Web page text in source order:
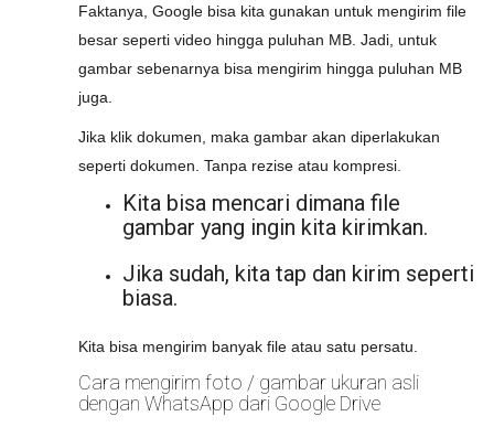
Faktanya, Google bisa kita gunakan untuk mengirim file
besar seperti video hingga puluhan MB. Jadi, untuk
gambar sebenarnya bisa mengirim hingga puluhan MB
juga.
Jika klik dokumen, maka gambar akan diperlakukan
seperti dokumen. Tanpa rezise atau kompresi.
Kita bisa mencari dimana file
gambar yang ingin kita kirimkan.
Jika sudah, kita tap dan kirim seperti
biasa.
Kita bisa mengirim banyak file atau satu persatu.
Cara mengirim foto / gambar ukuran asli
dengan WhatsApp dari Google Drive